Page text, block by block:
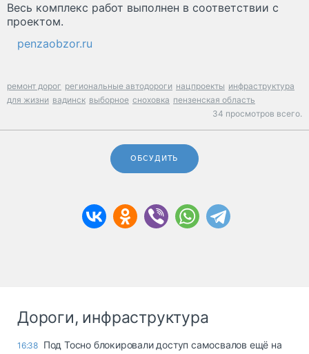
Весь комплекс работ выполнен в соответствии с
проектом.
penzaobzor.ru
ремонт дорог региональные автодороги нацпроекты инфраструктура
для жизни вадинск выборное сноховка пензенская область
34 просмотров всего.
ОБСУДИТЬ
Дороги, инфраструктура
16:38 Под Тосно блокировали доступ самосвалов ещё на